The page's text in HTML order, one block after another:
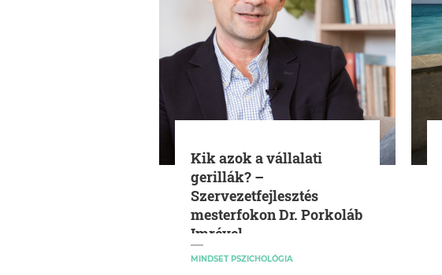
Kik azok a vállalati
gerillák? –
Szervezetfejlesztés
mesterfokon Dr. Porkoláb
Imrével
MINDSET PSZICHOLÓGIA